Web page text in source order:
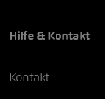
Hilfe & Kontakt
Kontakt